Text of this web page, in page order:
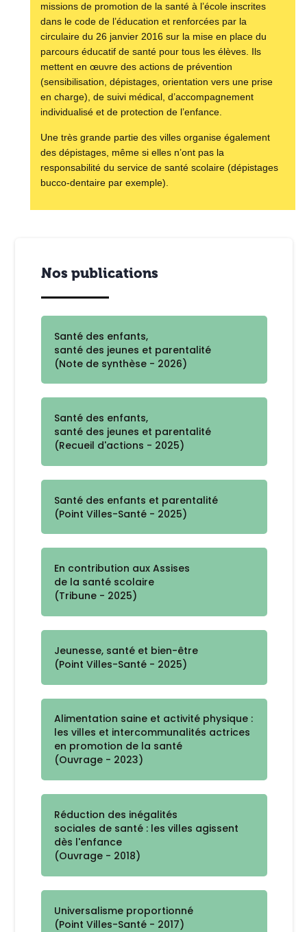
missions de promotion de la santé à l’école inscrites
dans le code de l’éducation et renforcées par la
circulaire du 26 janvier 2016 sur la mise en place du
parcours éducatif de santé pour tous les élèves. Ils
mettent en œuvre des actions de prévention
(sensibilisation, dépistages, orientation vers une prise
en charge), de suivi médical, d’accompagnement
individualisé et de protection de l’enfance.
Une très grande partie des villes organise également
des dépistages, même si elles n’ont pas la
responsabilité du service de santé scolaire (dépistages
bucco-dentaire par exemple).
Nos publications
Santé des enfants,
santé des jeunes et parentalité
(Note de synthèse - 2026)
Santé des enfants,
santé des jeunes et parentalité
(Recueil d'actions - 2025)
Santé des enfants et parentalité
(Point Villes-Santé - 2025)
En contribution aux Assises
de la santé scolaire
(Tribune - 2025)
Jeunesse, santé et bien-être
(Point Villes-Santé - 2025)
Alimentation saine et activité physique :
les villes et intercommunalités actrices
en promotion de la santé
(Ouvrage - 2023)
Réduction des inégalités
sociales de santé : les villes agissent
dès l'enfance
(Ouvrage - 2018)
Universalisme proportionné
(Point Villes-Santé - 2017)